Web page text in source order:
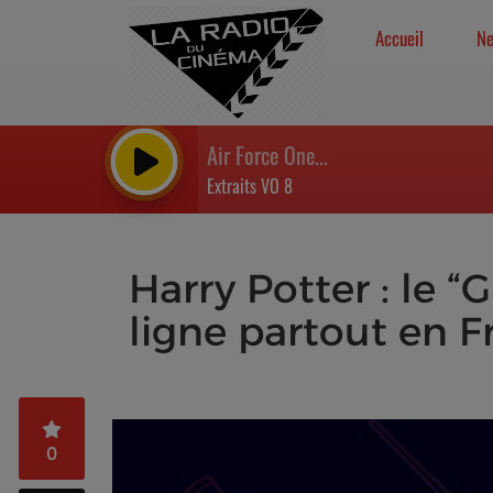
Accueil
Air Force One...
Extraits VO 8
Harry Potter : le
ligne partout en
0